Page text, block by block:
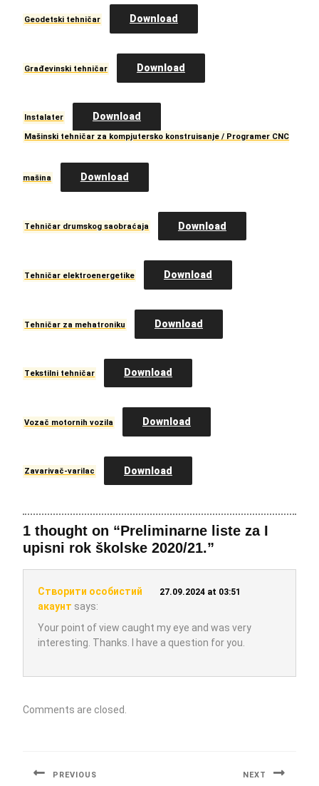
Geodetski tehničar Download
Građevinski tehničar Download
Instalater Download
Mašinski tehničar za kompjutersko konstruisanje / Programer CNC
mašina Download
Tehničar drumskog saobraćaja Download
Tehničar elektroenergetike Download
Tehničar za mehatroniku Download
Tekstilni tehničar Download
Vozač motornih vozila Download
Zavarivač-varilac Download
1 thought on “Preliminarne liste za I
upisni rok školske 2020/21.”
Створити особистий
акаунт says:
27.09.2024 at 03:51
Your point of view caught my eye and was very
interesting. Thanks. I have a question for you.
Comments are closed.
PREVIOUS NEXT